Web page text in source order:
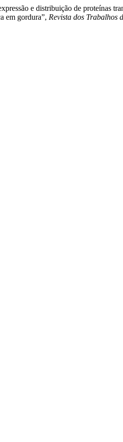
e distribuição de proteínas
em gordura”, Revista dos